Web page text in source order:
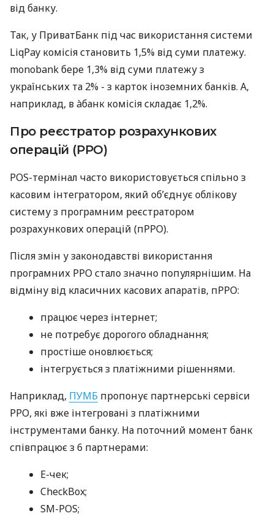
від банку.
Так, у ПриватБанк під час використання системи
LiqPay комісія становить 1,5% від суми платежу.
monobank бере 1,3% від суми платежу з
українських та 2% - з карток іноземних банків. А,
наприклад, в àбанк комісія складає 1,2%.
Про реєстратор розрахункових
операцій (РРО)
POS-термінал часто використовується спільно з
касовим інтегратором, який об’єднує облікову
систему з програмним реєстратором
розрахункових операцій (пРРО).
Після змін у законодавстві використання
програмних РРО стало значно популярнішим. На
відміну від класичних касових апаратів, пРРО:
працює через інтернет;
не потребує дорогого обладнання;
простіше оновлюється;
інтегрується з платіжними рішеннями.
Наприклад, ПУМБ пропонує партнерські сервіси
РРО, які вже інтегровані з платіжними
інструментами банку. На поточний момент банк
співпрацює з 6 партнерами:
E-чек;
CheckBox;
SM-POS;